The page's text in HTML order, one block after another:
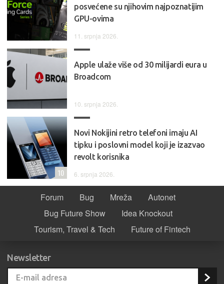
posvećene su njihovim najpoznatijim
GPU-ovima
11. srpnja 2026.
Apple ulaže više od 30 milijardi eura u
Broadcom
10. srpnja 2026.
Novi Nokijini retro telefoni imaju AI
tipku i poslovni model koji je izazvao
revolt korisnika
6. srpnja 2026.
10
Forum Bug Mreža
Autonet
Bug Future Show
Idea Knockout
Tourism, Travel & Tech
Future of Fintech
Newsletter